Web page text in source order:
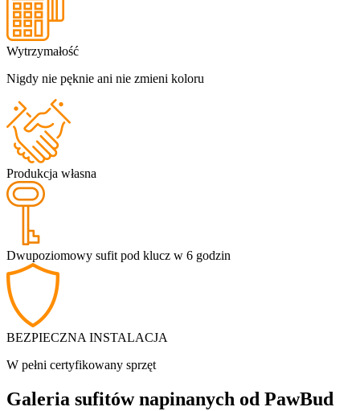
Wytrzymałość
Nigdy nie pęknie ani nie zmieni koloru
Produkcja własna
Dwupoziomowy sufit pod klucz w 6 godzin
BEZPIECZNA INSTALACJA
W pełni certyfikowany sprzęt
Galeria sufitów napinanych od PawBud